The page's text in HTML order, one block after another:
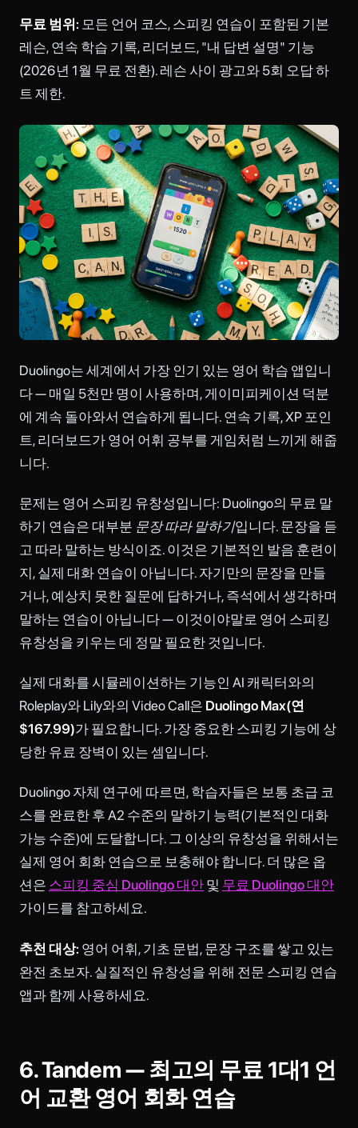
무료 범위: 모든 언어 코스, 스피킹 연습이 포함된 기본
레슨, 연속 학습 기록, 리더보드, "내 답변 설명" 기능
(2026년 1월 무료 전환). 레슨 사이 광고와 5회 오답 하
트 제한.
Duolingo는 세계에서 가장 인기 있는 영어 학습 앱입니
다 — 매일 5천만 명이 사용하며, 게이미피케이션 덕분
에 계속 돌아와서 연습하게 됩니다. 연속 기록, XP 포인
트, 리더보드가 영어 어휘 공부를 게임처럼 느끼게 해줍
니다.
문제는 영어 스피킹 유창성입니다: Duolingo의 무료 말
하기 연습은 대부분 문장 따라 말하기입니다. 문장을 듣
고 따라 말하는 방식이죠. 이것은 기본적인 발음 훈련이
지, 실제 대화 연습이 아닙니다. 자기만의 문장을 만들
거나, 예상치 못한 질문에 답하거나, 즉석에서 생각하며
말하는 연습이 아닙니다 — 이것이야말로 영어 스피킹
유창성을 키우는 데 정말 필요한 것입니다.
실제 대화를 시뮬레이션하는 기능인 AI 캐릭터와의
Roleplay와 Lily와의 Video Call은 Duolingo Max(연
$167.99)가 필요합니다. 가장 중요한 스피킹 기능에 상
당한 유료 장벽이 있는 셈입니다.
Duolingo 자체 연구에 따르면, 학습자들은 보통 초급 코
스를 완료한 후 A2 수준의 말하기 능력(기본적인 대화
가능 수준)에 도달합니다. 그 이상의 유창성을 위해서는
실제 영어 회화 연습으로 보충해야 합니다. 더 많은 옵
션은 스피킹 중심 Duolingo 대안 및 무료 Duolingo 대안
가이드를 참고하세요.
추천 대상: 영어 어휘, 기초 문법, 문장 구조를 쌓고 있는
완전 초보자. 실질적인 유창성을 위해 전문 스피킹 연습
앱과 함께 사용하세요.
6. Tandem — 최고의 무료 1대1 언
어 교환 영어 회화 연습